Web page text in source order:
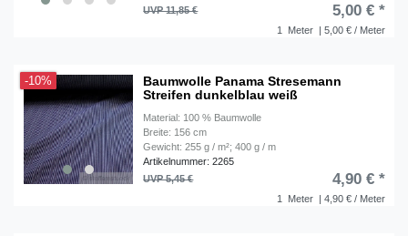
1 Meter | 5,00 € / Meter
UVP 11,85 € 5,00 € *
-10%
Baumwolle Panama Stresemann
Streifen dunkelblau weiß
Material: 100 % Baumwolle
Breite: 156 cm
Gewicht: 255 g / m²; 400 g / m
Artikelnummer: 2265
1 Meter | 4,90 € / Meter
UVP 5,45 € 4,90 € *